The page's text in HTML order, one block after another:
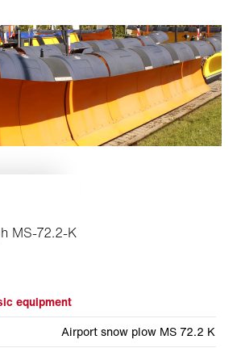
MS-72.2-K
equipment
Airport snow plow MS 72.2 K